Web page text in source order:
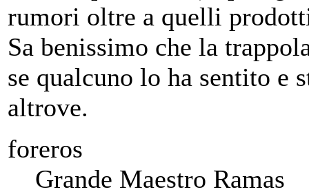
rumori oltre a quelli
Sa benissimo che la
se qualcuno lo ha sentito e
altrove.
foreros
Grande Maestro Ramas